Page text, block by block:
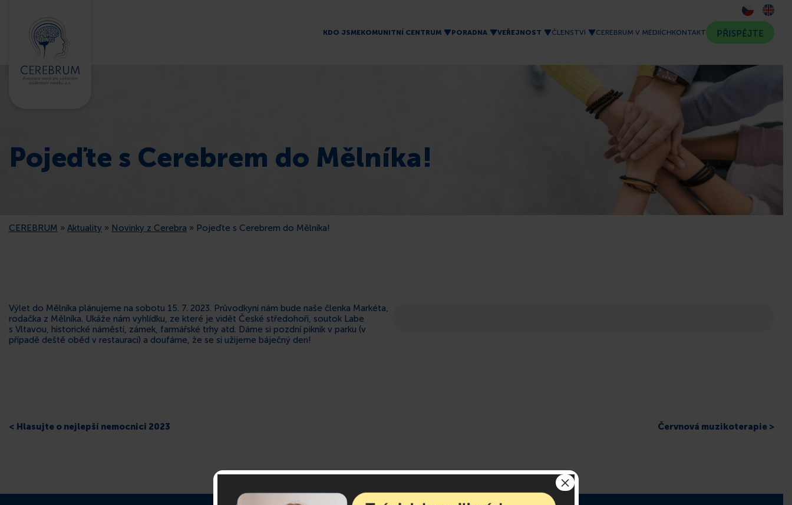
KDO JSMEKOMUNITNÍ CENTRUM PORADNA VEŘEJNOST ČLENSTVÍ CEREBRUM V MÉDIÍCHKONTAKT PŘISPĚJTE
Pojeďte s Cerebrem do Mělníka!
CEREBRUM » Aktuality » Novinky z Cerebra » Pojeďte s Cerebrem do Mělníka!
Výlet do Mělníka plánujeme na sobotu 15. 7. 2023. Průvodkyní nám bude naše členka Markéta,
rodačka z Mělníka. Ukáže nám vyhlídku, ze které je vidět České středohoří, soutok Labe
s Vltavou, historické náměstí, zámek, farmářské trhy atd. Dáme si pozdní piknik v parku (v
případě deště oběd v restauraci) a doufáme, že se si užijeme báječný den!
< Hlasujte o nejlepší nemocnici 2023 Červnová muzikoterapie >
×